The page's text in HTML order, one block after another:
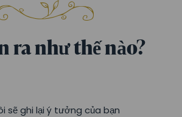
ra như thế nào?
sẽ ghi lại ý tưởng của bạn